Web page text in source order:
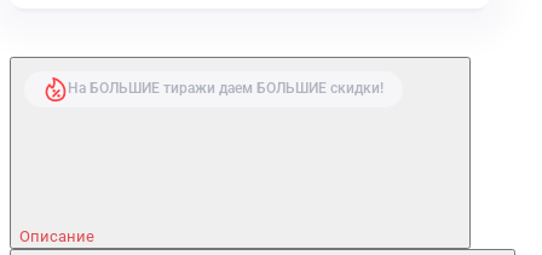
На БОЛЬШИЕ тиражи даем БОЛЬШИЕ скидки!
Описание